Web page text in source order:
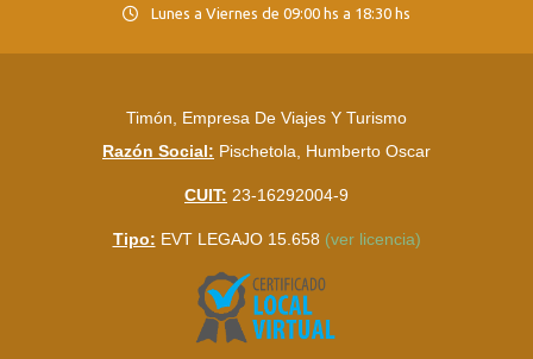
Lunes a Viernes de 09:00 hs a 18:30 hs
Timón, Empresa De Viajes Y Turismo
Razón Social: Pischetola, Humberto Oscar
CUIT: 23-16292004-9
Tipo: EVT LEGAJO 15.658 (ver licencia)